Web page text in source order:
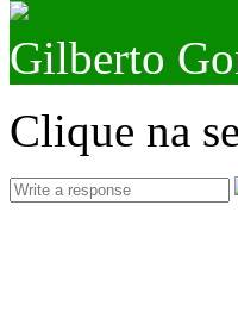
Gilberto
Clique na